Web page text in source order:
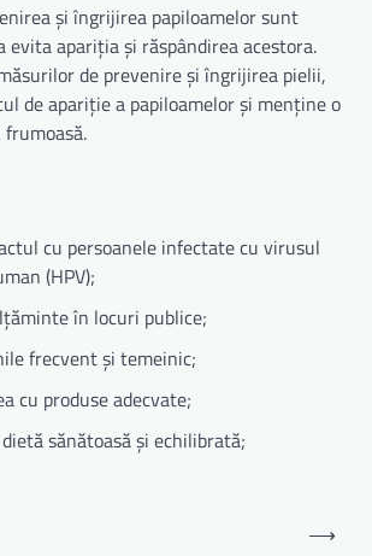
și îngrijirea papiloamelor sunt
evita apariția și răspândirea acestora.
de prevenire și îngrijirea pielii,
de apariție a papiloamelor și menține o
frumoasă.
cu persoanele infectate cu virusul
(HPV);
în locuri publice;
frecvent și temeinic;
cu produse adecvate;
sănătoasă și echilibrată;
⟶